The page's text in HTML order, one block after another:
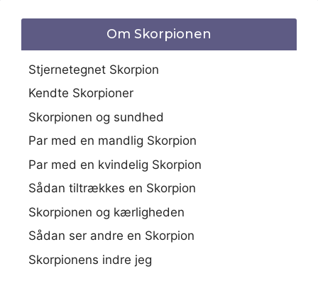
Om Skorpionen
Stjernetegnet Skorpion
Kendte Skorpioner
Skorpionen og sundhed
Par med en mandlig Skorpion
Par med en kvindelig Skorpion
Sådan tiltrækkes en Skorpion
Skorpionen og kærligheden
Sådan ser andre en Skorpion
Skorpionens indre jeg